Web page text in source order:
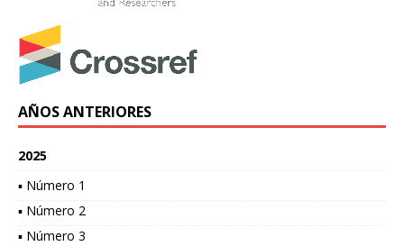
AÑOS ANTERIORES
2025
▪ Número 1
▪ Número 2
▪ Número 3